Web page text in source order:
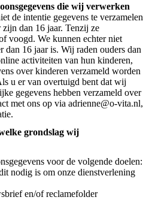
die wij verwerken
de intentie gegevens te verzamelen
dan 16 jaar. Tenzij ze
voogd. We kunnen echter niet
dan 16 jaar is. Wij raden ouders dan
activiteiten van hun kinderen,
over kinderen verzameld worden
u er van overtuigd bent dat wij
gegevens hebben verzameld over
met ons op via adrienne@o-vita.nl,
grondslag wij
voor de volgende doelen:
nodig is om onze dienstverlening
en/of reclamefolder